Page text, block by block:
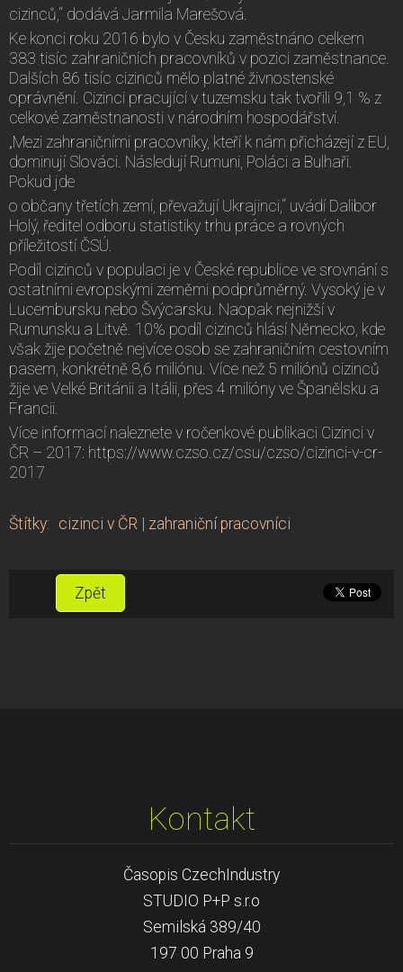
cizinců,“ dodává Jarmila Marešová.
Ke konci roku 2016 bylo v Česku zaměstnáno celkem
383 tisíc zahraničních pracovníků v pozici zaměstnance.
Dalších 86 tisíc cizinců mělo platné živnostenské
oprávnění. Cizinci pracující v tuzemsku tak tvořili 9,1 % z
celkové zaměstnanosti v národním hospodářství.
„Mezi zahraničními pracovníky, kteří k nám přicházejí z EU,
dominují Slováci. Následují Rumuni, Poláci a Bulhaři.
Pokud jde
o občany třetích zemí, převažují Ukrajinci,“ uvádí Dalibor
Holý, ředitel odboru statistiky trhu práce a rovných
příležitostí ČSÚ.
Podíl cizinců v populaci je v České republice ve srovnání s
ostatními evropskými zeměmi podprůměrný. Vysoký je v
Lucembursku nebo Švýcarsku. Naopak nejnižší v
Rumunsku a Litvě. 10% podíl cizinců hlásí Německo, kde
však žije početně nejvíce osob se zahraničním cestovním
pasem, konkrétně 8,6 miliónu. Více než 5 miliónů cizinců
žije ve Velké Británii a Itálii, přes 4 milióny ve Španělsku a
Francii.
Více informací naleznete v ročenkové publikaci Cizinci v
ČR – 2017: https://www.czso.cz/csu/czso/cizinci-v-cr-
2017
Štítky: cizinci v ČR | zahraniční pracovníci
Zpět
Kontakt
Časopis CzechIndustry
STUDIO P+P s.r.o
Semilská 389/40
197 00 Praha 9